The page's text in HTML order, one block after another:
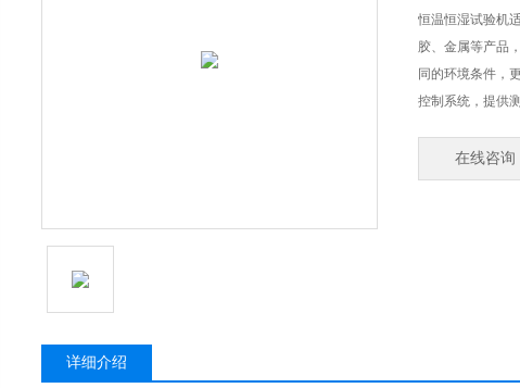
恒温恒湿试验机
胶、金属等产品
同的环境条件，
控制系统，提供
在线咨询
详细介绍